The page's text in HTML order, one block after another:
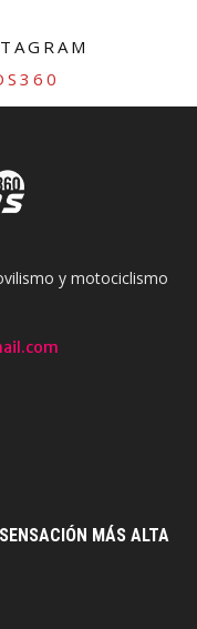
y motociclismo
MÁS ALTA